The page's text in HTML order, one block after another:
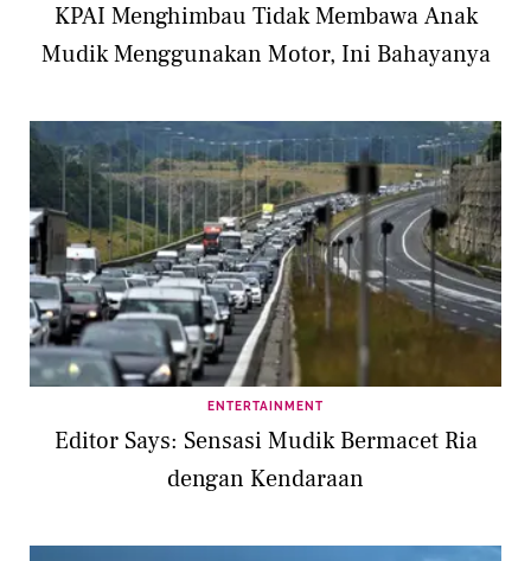
KPAI Menghimbau Tidak Membawa Anak
Mudik Menggunakan Motor, Ini Bahayanya
ENTERTAINMENT
Editor Says: Sensasi Mudik Bermacet Ria
dengan Kendaraan